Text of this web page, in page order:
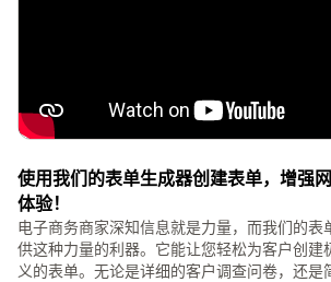
使用我们的表单生成器创建表单，增强
体验！
电子商务商家深知信息就是力量，而我们的表
供这种力量的利器。它能让您轻松为客户创建
义的表单。无论是详细的客户调查问卷，还是